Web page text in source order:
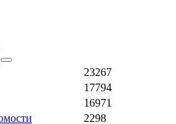
23267
17794
16971
2298